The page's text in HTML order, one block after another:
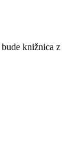
bude knižnica z